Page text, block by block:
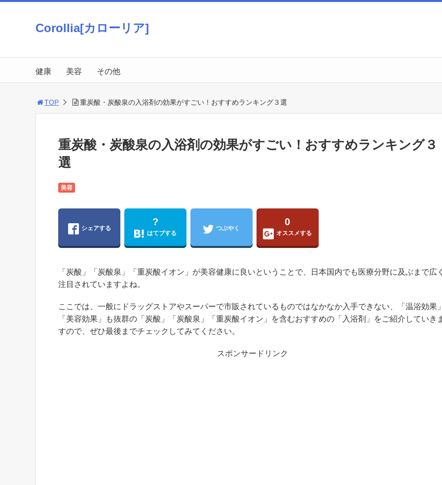
Corollia[カローリア]
健康 美容 その他
TOP 重炭酸・炭酸泉の入浴剤の効果がすごい！おすすめランキング３選
重炭酸・炭酸泉の入浴剤の効果がすごい！おすすめランキング３
選
美容
シェアする
?
はてブする
つぶやく
0
オススメする
「炭酸」「炭酸泉」「重炭酸イオン」が美容健康に良いということで、日本国内でも医療分野に及ぶまで広く
注目されていますよね。
ここでは、一般にドラッグストアやスーパーで市販されているものではなかなか入手できない、「温浴効果」
「美容効果」も抜群の「炭酸」「炭酸泉」「重炭酸イオン」を含むおすすめの「入浴剤」をご紹介していき
すので、ぜひ最後までチェックしてみてください。
スポンサードリンク